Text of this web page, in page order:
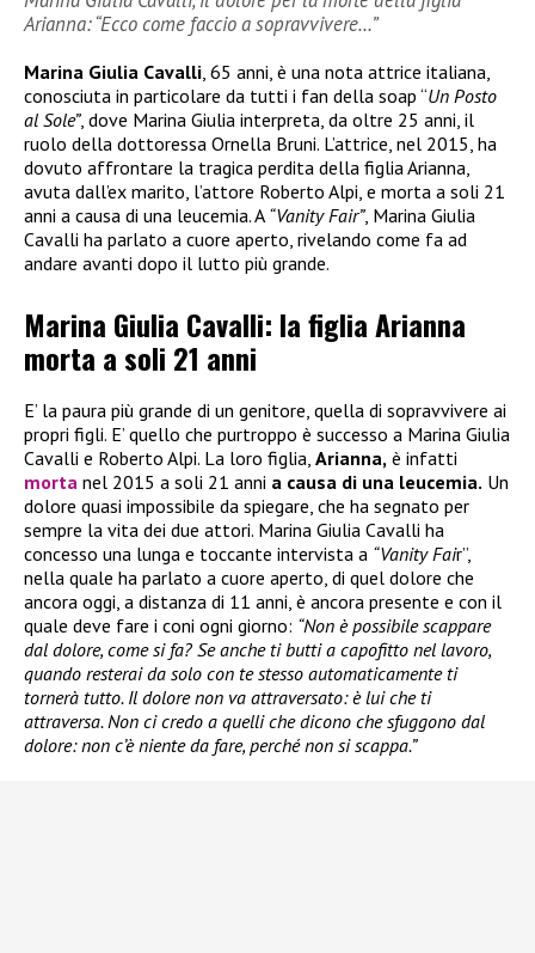
Arianna: “Ecco come faccio a sopravvivere…”
Marina Giulia Cavalli, 65 anni, è una nota attrice italiana,
conosciuta in particolare da tutti i fan della soap “Un Posto
al Sole”, dove Marina Giulia interpreta, da oltre 25 anni, il
ruolo della dottoressa Ornella Bruni. L’attrice, nel 2015, ha
dovuto affrontare la tragica perdita della figlia Arianna,
avuta dall’ex marito, l’attore Roberto Alpi, e morta a soli 21
anni a causa di una leucemia. A “Vanity Fair”, Marina Giulia
Cavalli ha parlato a cuore aperto, rivelando come fa ad
andare avanti dopo il lutto più grande.
Marina Giulia Cavalli: la figlia Arianna
morta a soli 21 anni
E’ la paura più grande di un genitore, quella di sopravvivere ai
propri figli. E’ quello che purtroppo è successo a Marina Giulia
Cavalli e Roberto Alpi. La loro figlia, Arianna, è infatti
morta nel 2015 a soli 21 anni a causa di una leucemia. Un
dolore quasi impossibile da spiegare, che ha segnato per
sempre la vita dei due attori. Marina Giulia Cavalli ha
concesso una lunga e toccante intervista a “Vanity Fair”,
nella quale ha parlato a cuore aperto, di quel dolore che
ancora oggi, a distanza di 11 anni, è ancora presente e con il
quale deve fare i coni ogni giorno: “Non è possibile scappare
dal dolore, come si fa? Se anche ti butti a capofitto nel lavoro,
quando resterai da solo con te stesso automaticamente ti
tornerà tutto. Il dolore non va attraversato: è lui che ti
attraversa. Non ci credo a quelli che dicono che sfuggono dal
dolore: non c’è niente da fare, perché non si scappa.”